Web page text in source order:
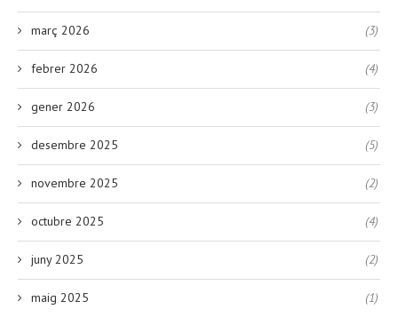
març 2026 (3)
febrer 2026 (4)
gener 2026 (3)
desembre 2025 (5)
novembre 2025 (2)
octubre 2025 (4)
juny 2025 (2)
maig 2025 (1)